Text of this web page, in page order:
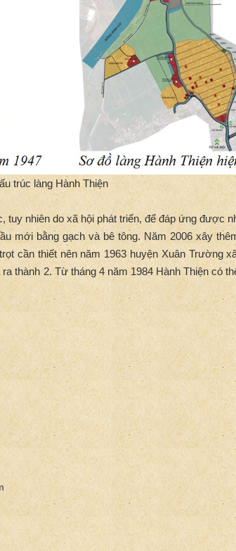
trúc làng Hành Thiện
nhiên do xã hội phát triển, để đáp ứng được
mới bằng gạch và bê tông. Năm 2006 xây
cần thiết nên năm 1963 huyện Xuân Trường
thành 2. Từ tháng 4 năm 1984 Hành Thiện có